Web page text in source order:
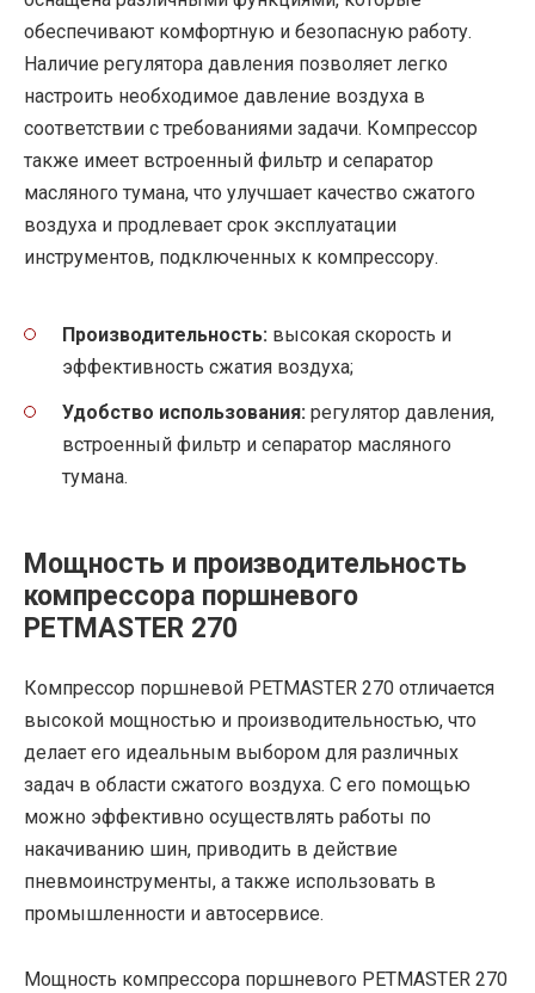
обеспечивают комфортную и безопасную работу.
Наличие регулятора давления позволяет легко
настроить необходимое давление воздуха в
соответствии с требованиями задачи. Компрессор
также имеет встроенный фильтр и сепаратор
масляного тумана, что улучшает качество сжатого
воздуха и продлевает срок эксплуатации
инструментов, подключенных к компрессору.
Производительность: высокая скорость и
эффективность сжатия воздуха;
Удобство использования: регулятор давления,
встроенный фильтр и сепаратор масляного
тумана.
Мощность и производительность
компрессора поршневого
PETMASTER 270
Компрессор поршневой PETMASTER 270 отличается
высокой мощностью и производительностью, что
делает его идеальным выбором для различных
задач в области сжатого воздуха. С его помощью
можно эффективно осуществлять работы по
накачиванию шин, приводить в действие
пневмоинструменты, а также использовать в
промышленности и автосервисе.
Мощность компрессора поршневого PETMASTER 270